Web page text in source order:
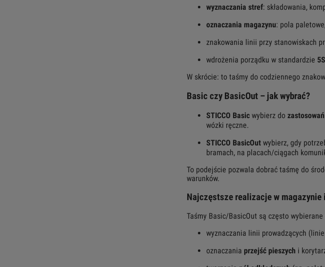
wyznaczania stref: składowania,
oznaczania magazynu: pola
znakowania linii przy stanowiskach
wdrożenia porządku w standardzie
W skrócie: to taśmy do codziennego
Basic czy BasicOut – jak wybrać?
STICCO Basic wybierz do
wózki ręczne.
STICCO BasicOut wybierz, gdy
bramach, na placach/ciągach
To podejście pozwala dobrać taśmę do
warunków.
Najczęstsze realizacje w magazynie
Taśmy Basic/BasicOut są często wybierane
wyznaczania linii prowadzących
oznaczania przejść pieszych i